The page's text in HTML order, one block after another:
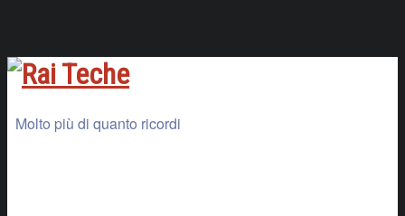
Molto più di quanto ricordi